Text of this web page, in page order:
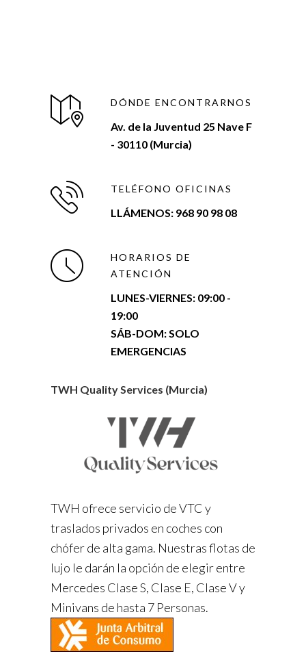
DÓNDE ENCONTRARNOS
Av. de la Juventud 25 Nave F
- 30110 (Murcia)
TELÉFONO OFICINAS
LLÁMENOS: 968 90 98 08
HORARIOS DE
ATENCIÓN
LUNES-VIERNES: 09:00 -
19:00
SÁB-DOM: SOLO
EMERGENCIAS
TWH Quality Services (Murcia)
TWH ofrece servicio de VTC y
traslados privados en coches con
chófer de alta gama. Nuestras flotas de
lujo le darán la opción de elegir entre
Mercedes Clase S, Clase E, Clase V y
Minivans de hasta 7 Personas.